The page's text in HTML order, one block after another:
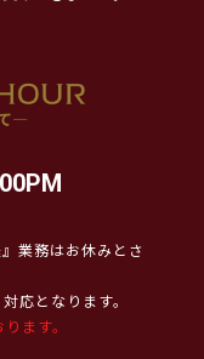
業務はお休みとさ
応となります。
ます。